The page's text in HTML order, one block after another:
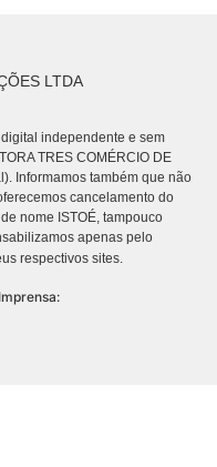
LTDA
independente e sem
TRES COMÉRCIO DE
Informamos também que não
cancelamento do
nome ISTOÉ, tampouco
apenas pelo
respectivos sites.